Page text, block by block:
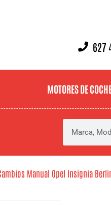
627
MOTORES DE
Manual Opel Insignia